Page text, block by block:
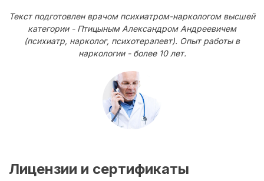
Текст подготовлен врачом психиатром-наркологом высшей
категории - Птицыным Александром Андреевичем
(психиатр, нарколог, психотерапевт). Опыт работы в
наркологии - более 10 лет.
Лицензии и сертификаты